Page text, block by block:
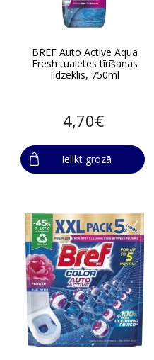
BREF Auto Active Aqua
Fresh tualetes tīrīšanas
līdzeklis, 750ml
4,70€
Ielikt grozā